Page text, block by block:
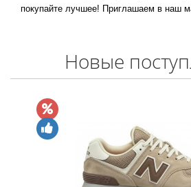
покупайте лучшее! Приглашаем в наш
Новые